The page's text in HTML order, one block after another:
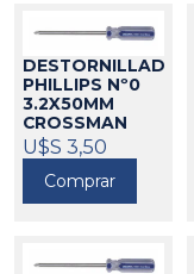
DESTORNILLADOR
PHILLIPS Nº0
3.2X50MM
CROSSMAN
550021
U$S 3,50
Comprar